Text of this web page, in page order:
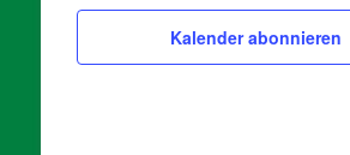
Kalender abonnieren